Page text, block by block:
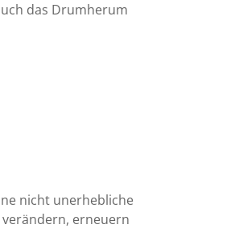
das Drumherum
nicht unerhebliche
erneuern